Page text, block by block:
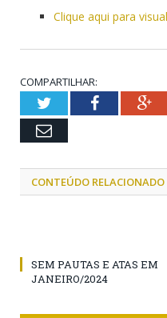
Clique aqui para
COMPARTILHAR:
TwitterFacebook
Email
CONTEÚDO RELACIONADO
SEM PAUTAS E ATAS EM
JANEIRO/2024